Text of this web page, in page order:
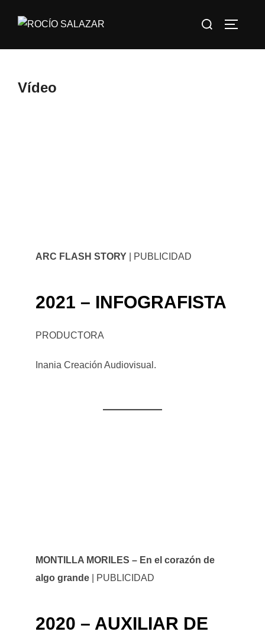
Buscar:
Vídeo
ARC FLASH STORY | PUBLICIDAD
2021 – INFOGRAFISTA
PRODUCTORA
Inania Creación Audiovisual.
MONTILLA MORILES – En el corazón de
algo grande | PUBLICIDAD
2020 – AUXILIAR DE